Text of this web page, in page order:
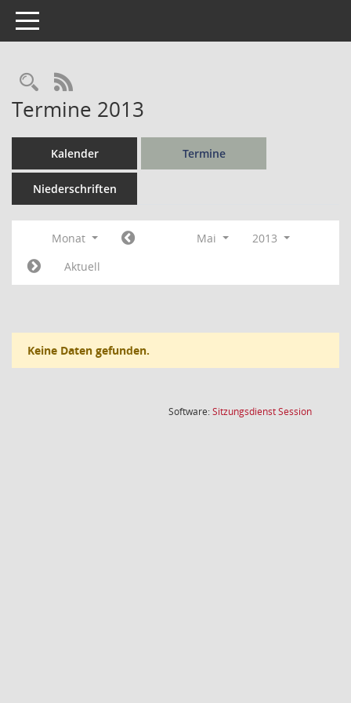
Toggle navigation
Rechercheauswahl
RSS-Feed
Termine 2013
Kalender Termine
Niederschriften
Monat Mai
2013
Aktuell
Keine Daten gefunden.
Software:SitzungsdienstSession(Wird in